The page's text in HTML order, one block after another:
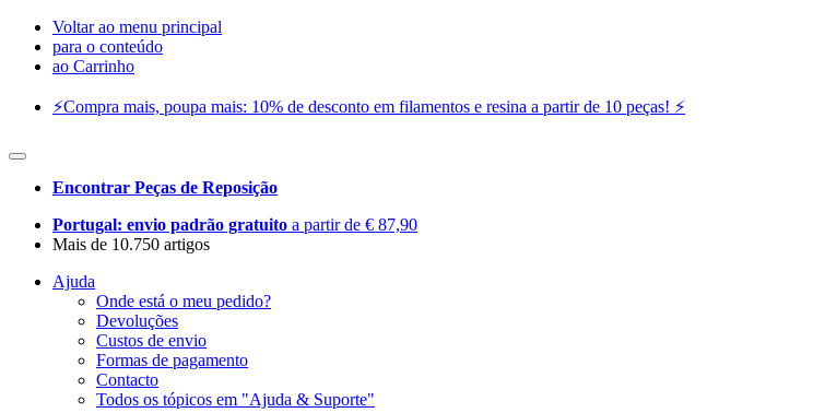
Voltar ao menu principal
para o conteúdo
ao Carrinho
⚡️Compra mais, poupa mais: 10% de desconto em filamentos e resina a partir de 10 peças! ⚡️
Encontrar Peças de Reposição
Portugal: envio padrão gratuito a partir de € 87,90
Mais de 10.750 artigos
Ajuda
Onde está o meu pedido?
Devoluções
Custos de envio
Formas de pagamento
Contacto
Todos os tópicos em "Ajuda & Suporte"